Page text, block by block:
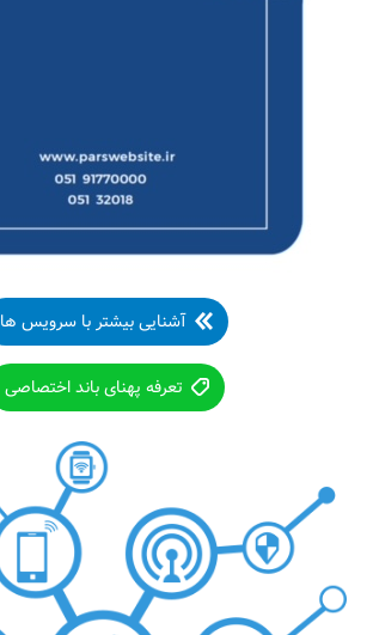
آشنایی بیشتر با سرویس ها
تعرفه پهنای باند اختصاصی